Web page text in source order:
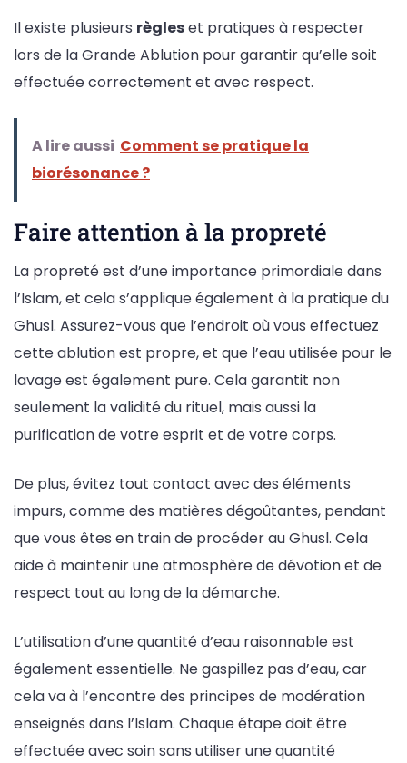
Il existe plusieurs règleset pratiques à respecter
lors de la Grande Ablution pour garantir qu’elle soit
effectuée correctement et avec respect.
A lire aussi Comment se pratique la
biorésonance ?
Faire attention à la propreté
La propreté est d’une importance primordiale dans
l’Islam, et cela s’applique également à la pratique du
Ghusl. Assurez-vous que l’endroit où vous effectuez
cette ablution est propre, et que l’eau utilisée pour le
lavage est également pure. Cela garantit non
seulement la validité du rituel, mais aussi la
purification de votre esprit et de votre corps.
De plus, évitez tout contact avec des éléments
impurs, comme des matières dégoûtantes, pendant
que vous êtes en train de procéder au Ghusl. Cela
aide à maintenir une atmosphère de dévotion et de
respect tout au long de la démarche.
L’utilisation d’une quantité d’eau raisonnable est
également essentielle. Ne gaspillez pas d’eau, car
cela va à l’encontre des principes de modération
enseignés dans l’Islam. Chaque étape doit être
effectuée avec soin sans utiliser une quantité